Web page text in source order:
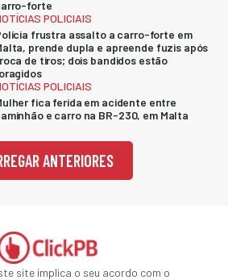
forte
POLICIAIS
frustra assalto a carro-forte em
prende dupla e apreende fuzis após
de tiros; dois bandidos estão
POLICIAIS
fica ferida em acidente entre
e carro na BR-230, em Malta
ANTERIORES
site implica o seu acordo com o